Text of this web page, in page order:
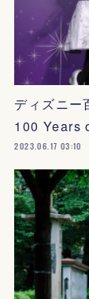
ディズニー
100 Years
2023.06.17 03:10